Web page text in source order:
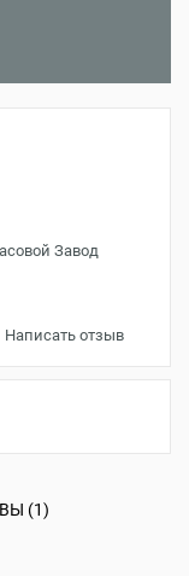
Завод
Написать отзыв
(1)